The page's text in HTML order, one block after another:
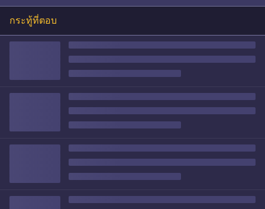
กระทู้ที่ตอบ